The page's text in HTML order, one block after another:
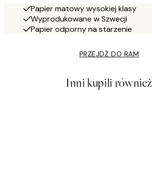
Papier matowy wysokiej klasy
Wyprodukowane w Szwecji
Papier odporny na starzenie
PRZEJDŹ DO RAM
Inni kupili również